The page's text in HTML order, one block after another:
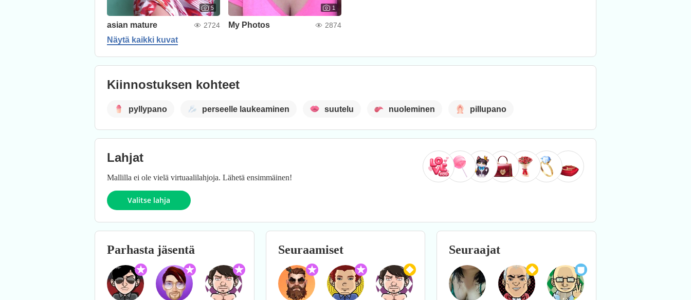
5
asian mature 2724
1
My Photos 2874
Näytä kaikki kuvat
Kiinnostuksen kohteet
pyllypano perseelle laukeaminen suutelu nuoleminen pillupano
Lahjat
Mallilla ei ole vielä virtuaalilahjoja. Lähetä ensimmäinen!
Valitse lahja
Parhasta jäsentä Seuraamiset Seuraajat